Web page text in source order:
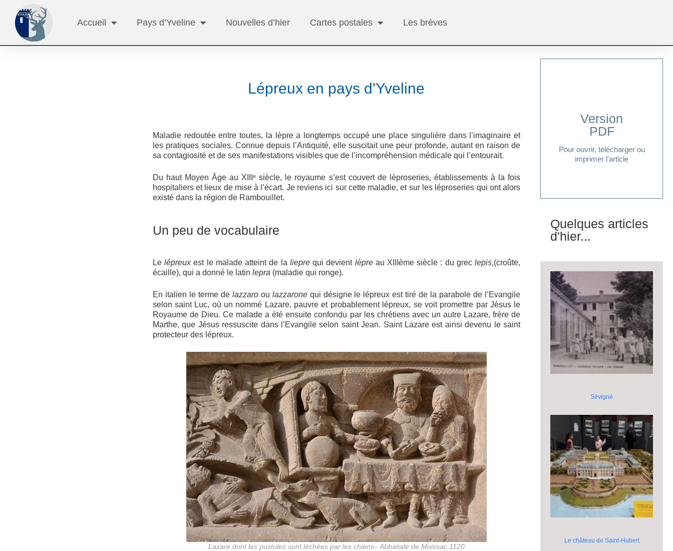
Accueil Pays d’Yveline Nouvelles d’hier Cartes postales Les brèves
Lépreux en pays d'Yveline
Maladie redoutée entre toutes, la lèpre a longtemps occupé une place singulière dans l’imaginaire et
les pratiques sociales. Connue depuis l’Antiquité, elle suscitait une peur profonde, autant en raison de
sa contagiosité et de ses manifestations visibles que de l’incompréhension médicale qui l’entourait.
Du haut Moyen Âge au XIIIᵉ siècle, le royaume s’est couvert de léproseries, établissements à la fois
hospitaliers et lieux de mise à l’écart. Je reviens ici sur cette maladie, et sur les léproseries qui ont alors
existé dans la région de Rambouillet.
Un peu de vocabulaire
Lelépreuxest le malade atteint de la lieprequi devient lèpre au XIIIème siècle : du greclepis,(croûte,
écaille), qui a donné le latin lepra (maladie qui ronge).
En italien le terme de lazzaroou lazzaronequi désigne le lépreux est tiré de la parabole de l’Evangile
selon saint Luc, où un nommé Lazare, pauvre et probablement lépreux, se voit promettre par Jésus le
Royaume de Dieu. Ce malade a été ensuite confondu par les chrétiens avec un autre Lazare, frère de
Marthe, que Jésus ressuscite dans l’Evangile selon saint Jean. Saint Lazare est ainsi devenu le saint
protecteur des lépreux.
Lazare dont les pustules sont léchées par les chiens– Abbatiale de Moissac 1120
Version
PDF
Pour ouvrir, télécharger ou
imprimer l'article
Cliquer ici
Quelques articles
d'hier...
Sévigné
Le château de Saint-Hubert